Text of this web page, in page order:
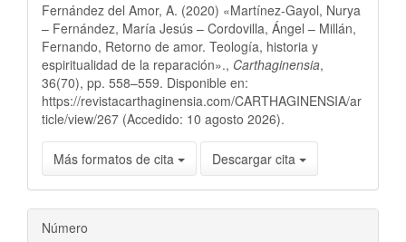
Fernández del Amor, A. (2020) «Martínez-Gayol, Nurya
– Fernández, María Jesús – Cordovilla, Ángel – Millán,
Fernando, Retorno de amor. Teología, historia y
espiritualidad de la reparación»., Carthaginensia,
36(70), pp. 558–559. Disponible en:
https://revistacarthaginensia.com/CARTHAGINENSIA/ar
ticle/view/267 (Accedido: 10 agosto 2026).
Más formatos de cita Descargar cita
Número